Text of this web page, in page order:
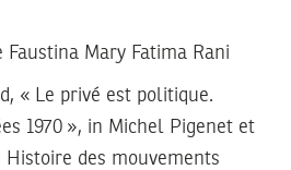
Faustina Mary Fatima Rani
« Le privé est politique.
1970 », in Michel Pigenet et
Histoire des mouvements